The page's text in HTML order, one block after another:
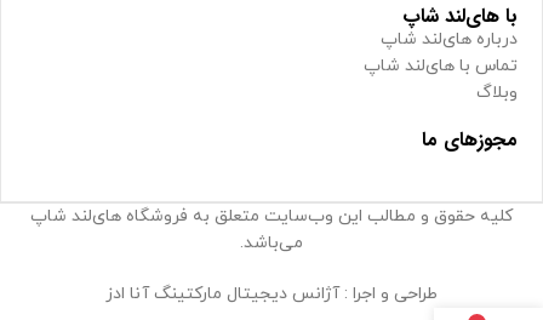
با های‌لند شاپ
درباره های‌لند شاپ
تماس با های‌لند شاپ
وبلاگ
مجوزهای ما
کلیه حقوق و مطالب این وب‌سایت متعلق به فروشگاه های‌لند شاپ
می‌باشد.
طراحی و اجرا : آژانس دیجیتال مارکتینگ آنا ادز